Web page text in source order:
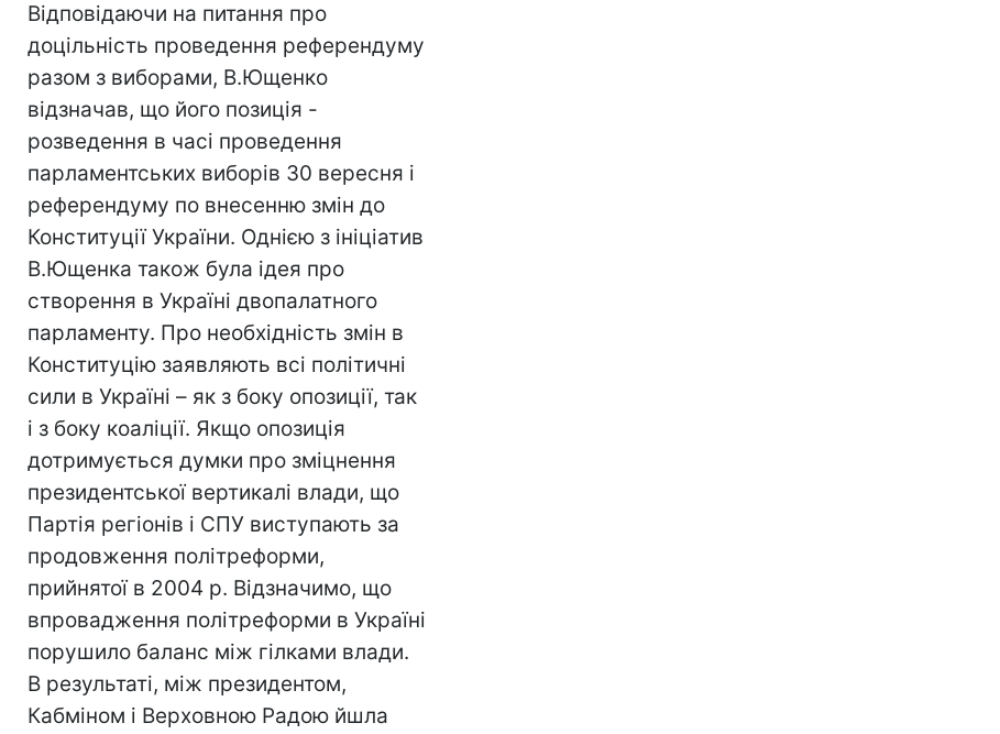
Відповідаючи на питання про
доцільність проведення референдуму
разом з виборами, В.Ющенко
відзначав, що його позиція -
розведення в часі проведення
парламентських виборів 30 вересня і
референдуму по внесенню змін до
Конституції України. Однією з ініціатив
В.Ющенка також була ідея про
створення в Україні двопалатного
парламенту. Про необхідність змін в
Конституцію заявляють всі політичні
сили в Україні – як з боку опозиції, так
і з боку коаліції. Якщо опозиція
дотримується думки про зміцнення
президентської вертикалі влади, що
Партія регіонів і СПУ виступають за
продовження політреформи,
прийнятої в 2004 р. Відзначимо, що
впровадження політреформи в Україні
порушило баланс між гілками влади.
В результаті, між президентом,
Кабміном і Верховною Радою йшла